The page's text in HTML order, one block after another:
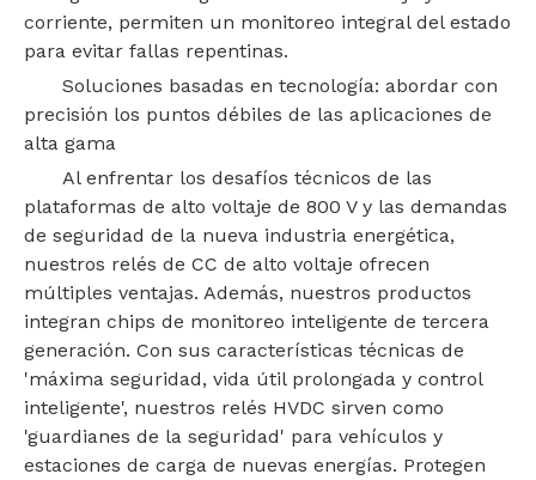
corriente, permiten un monitoreo integral del estado
para evitar fallas repentinas.
Soluciones basadas en tecnología: abordar con
precisión los puntos débiles de las aplicaciones de
alta gama
Al enfrentar los desafíos técnicos de las
plataformas de alto voltaje de 800 V y las demandas
de seguridad de la nueva industria energética,
nuestros relés de CC de alto voltaje ofrecen
múltiples ventajas. Además, nuestros productos
integran chips de monitoreo inteligente de tercera
generación. Con sus características técnicas de
'máxima seguridad, vida útil prolongada y control
inteligente', nuestros relés HVDC sirven como
'guardianes de la seguridad' para vehículos y
estaciones de carga de nuevas energías. Protegen